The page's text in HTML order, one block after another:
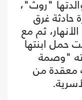
"روث"،
غرق
ثم مع
حمل ابنتها
"وصمة
معقدة من